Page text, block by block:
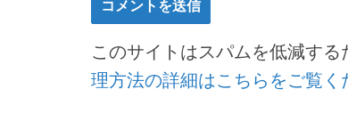
このサイトはスパムを低減する
理方法の詳細はこちらをご覧く